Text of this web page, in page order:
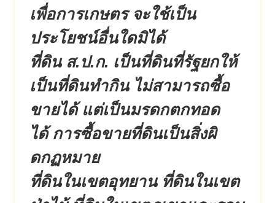
เพื่อการเกษตร จะใช้เป็น
ประโยชน์อื่นใดมิได้
ที่ดิน ส.ป.ก. เป็นที่ดินที่รัฐยกให้
เป็นที่ดินทำกิน ไม่สามารถซื้อ
ขายได้ แต่เป็นมรดกตกทอด
ได้ การซื้อขายที่ดินเป็นสิ่งผิ
ดกฏหมาย
ที่ดินในเขตอุทยาน ที่ดินในเขต